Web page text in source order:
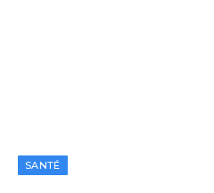
SANTÉ